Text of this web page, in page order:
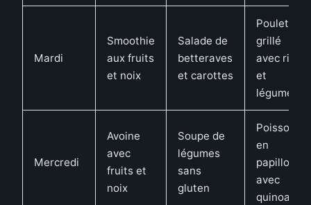
Mardi
Smoothie
aux fruits
et noix
Salade de
betteraves
et carottes
Poulet
grillé
avec riz
et
légumes
Mercredi
Avoine
avec
fruits et
noix
Soupe de
légumes
sans
gluten
Poisson
en
papillote
avec
quinoa